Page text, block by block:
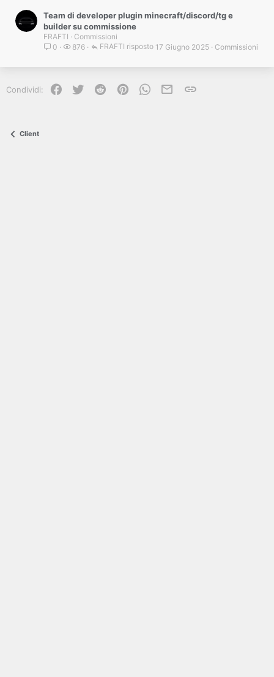
Team di developer plugin minecraft/discord/tg e
builder su commissione
FRAFTI
Commissioni
0
876 Commissioni
17 Giugno 2025
FRAFTI
Condividi: Facebook
Twitter Reddit PinterestWhatsApp
e-mailLink
Client